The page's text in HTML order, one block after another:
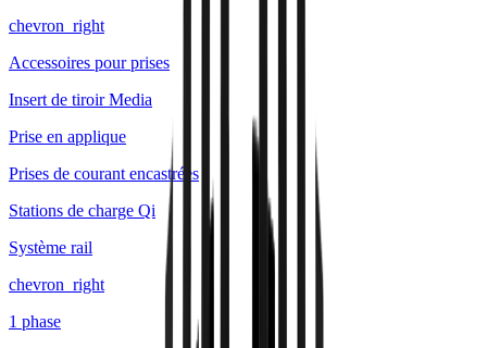
chevron_right
Accessoires pour prises
Insert de tiroir Media
Prise en applique
Prises de courant encastrées
Stations de charge Qi
Système rail
chevron_right
1 phase